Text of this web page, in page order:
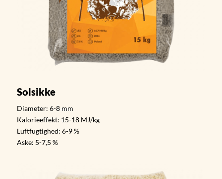
Solsikke
Diameter: 6-8 mm
Kalorieeffekt: 15-18 MJ/kg
Luftfugtighed: 6-9 %
Aske: 5-7,5 %